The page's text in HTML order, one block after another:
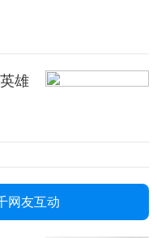
雄
网友互动